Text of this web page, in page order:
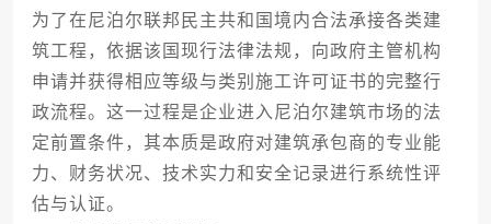
为了在尼泊尔联邦民主共和国境内合法承接各类建
筑工程，依据该国现行法律法规，向政府主管机构
申请并获得相应等级与类别施工许可证书的完整行
政流程。这一过程是企业进入尼泊尔建筑市场的法
定前置条件，其本质是政府对建筑承包商的专业能
力、财务状况、技术实力和安全记录进行系统性评
估与认证。